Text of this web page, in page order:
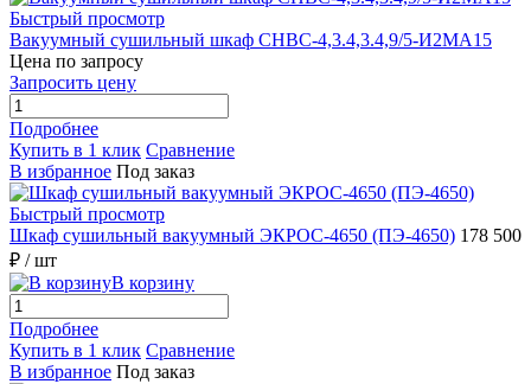
Быстрый просмотр
Вакуумный сушильный шкаф СНВС-4,3.4,3.4,9/5-И2МА15
Цена по запросу
Запросить цену
Подробнее
Купить в 1 клик Сравнение
В избранное Под заказ
Быстрый просмотр
Шкаф сушильный вакуумный ЭКРОС-4650 (ПЭ-4650) 178 500
₽ / шт
В корзину
Подробнее
Купить в 1 клик Сравнение
В избранное Под заказ